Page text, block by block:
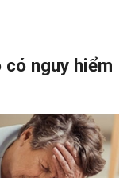
có nguy hiểm